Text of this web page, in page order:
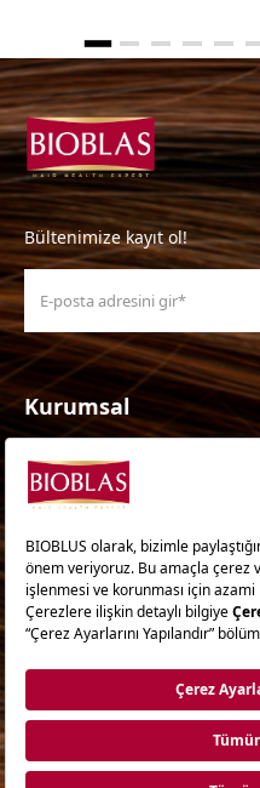
Bültenimize kayıt ol!
Kurumsal
Ürünler
Ürün Ailesi
İhtiyaca Göre
Saç İpuçları